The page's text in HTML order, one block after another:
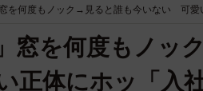
窓を何度もノック→見ると誰も今いない 可愛
窓を何度もノッ
体にホッ「入社